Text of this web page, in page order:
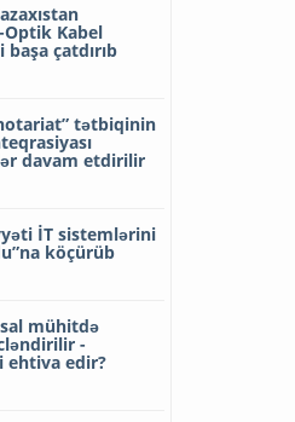
Optik Kabel
çatdırıb
tətbiqinin
davam etdirilir
İT sistemlərini
köçürüb
mühitdə
-
ehtiva edir?